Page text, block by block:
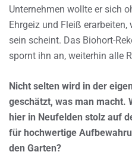
Unternehmen wollte er sich
Ehrgeiz und Fleiß
sein scheint. Das Biohort-
spornt ihn an, weiterhin alle
Nicht selten wird in der
geschätzt, was man macht.
hier in Neufelden stolz auf
für hochwertige
den Garten?